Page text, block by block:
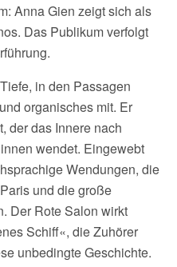
Anna Gien zeigt sich als
Das Publikum verfolgt
in den Passagen
organisches mit. Er
der das Innere nach
wendet. Eingewebt
Wendungen, die
und die große
Der Rote Salon wirkt
Schiff«, die Zuhörer
unbedingte Geschichte.